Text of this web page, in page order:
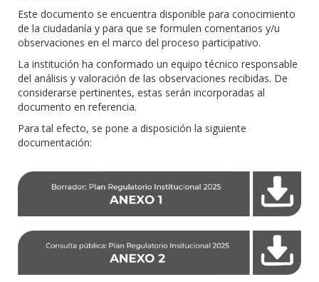
Este documento se encuentra disponible para conocimiento
de la ciudadanía y para que se formulen comentarios y/u
observaciones en el marco del proceso participativo.
La institución ha conformado un equipo técnico responsable
del análisis y valoración de las observaciones recibidas. De
considerarse pertinentes, estas serán incorporadas al
documento en referencia.
Para tal efecto, se pone a disposición la siguiente
documentación: